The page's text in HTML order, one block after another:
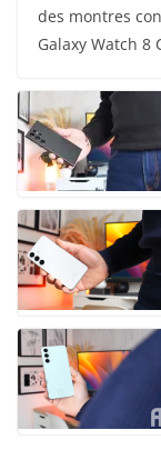
des montres
Galaxy Watch 8